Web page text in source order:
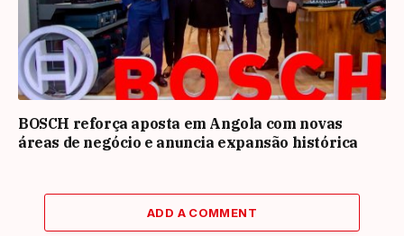
BOSCH reforça aposta em Angola com novas
áreas de negócio e anuncia expansão histórica
ADD A COMMENT